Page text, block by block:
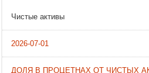
Чистые активы